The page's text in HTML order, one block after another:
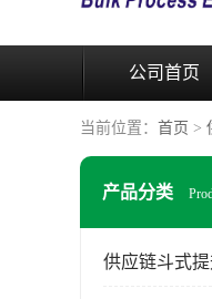
公司首页
当前位置： 首页 >
产品分类
供应链斗式